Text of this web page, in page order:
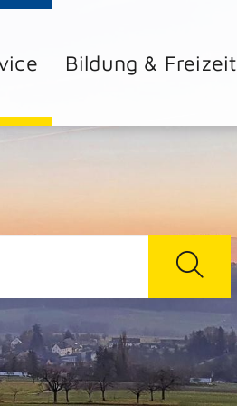
Bildung & Freizeit